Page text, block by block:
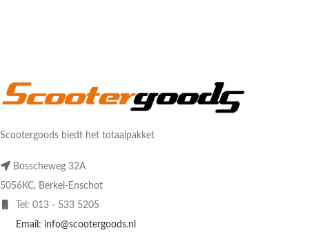
Scootergoods biedt het totaalpakket
Bosscheweg 32A
5056KC, Berkel-Enschot
Tel: 013 - 533 5205
Email: info@scootergoods.nl